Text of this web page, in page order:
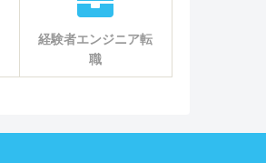
経験者エンジニア転
職